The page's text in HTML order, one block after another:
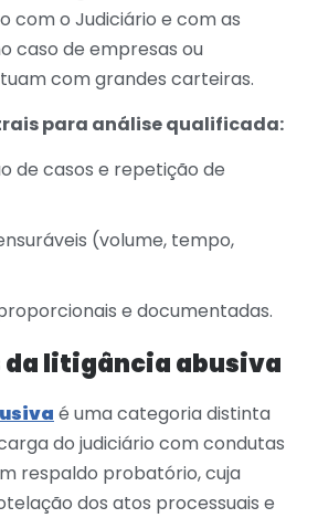
com o Judiciário e com as
caso de empresas ou
com grandes carteiras.
para análise qualificada:
de casos e repetição de
(volume, tempo,
e documentadas.
da litigância abusiva
é uma categoria distinta
do judiciário com condutas
respaldo probatório, cuja
dos atos processuais e